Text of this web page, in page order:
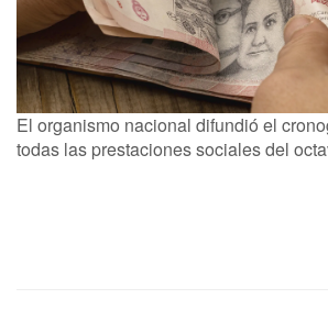
El organismo nacional difundió el
todas las prestaciones sociales del